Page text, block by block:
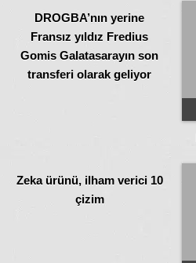
DROGBA’nın yerine
Fransız yıldız Fredius
Gomis Galatasarayın son
transferi olarak geliyor
Zeka ürünü, ilham verici 10
çizim